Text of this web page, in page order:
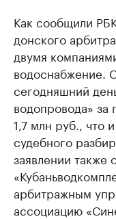
Как сообщили
донского
двумя
водоснабжение.
сегодняшний
водопровода» за
1,7 млн руб., что
судебного
заявлении также
арбитражным
ассоциацию